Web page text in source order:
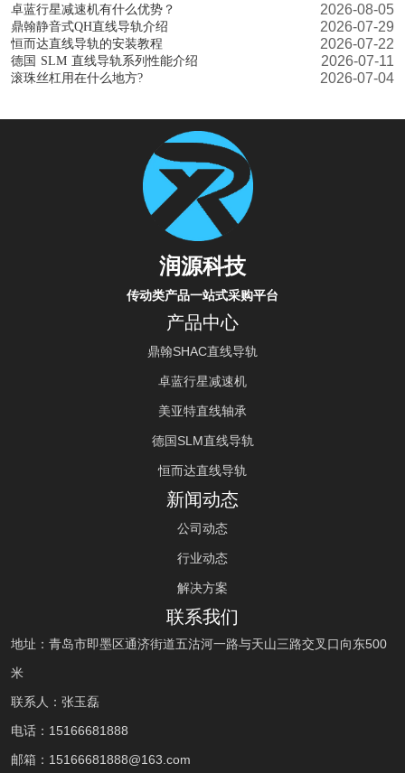
卓蓝行星减速机有什么优势？ 2026-08-05
鼎翰静音式QH直线导轨介绍 2026-07-29
恒而达直线导轨的安装教程 2026-07-22
德国 SLM 直线导轨系列性能介绍 2026-07-11
滚珠丝杠用在什么地方? 2026-07-04
润源科技
传动类产品一站式采购平台
产品中心
鼎翰SHAC直线导轨
卓蓝行星减速机
美亚特直线轴承
德国SLM直线导轨
恒而达直线导轨
新闻动态
公司动态
行业动态
解决方案
联系我们
地址：青岛市即墨区通济街道五沽河一路与天山三路交叉口向东500
米
联系人：张玉磊
电话： 15166681888
邮箱： 15166681888@163.com